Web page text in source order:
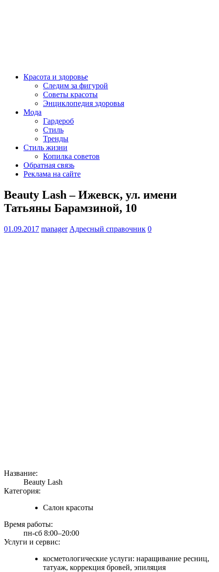
Красота и здоровье
Следим за фигурой
Советы красоты
Энциклопедия здоровья
Мода
Гардероб
Стиль
Тренды
Стиль жизни
Копилка советов
Обратная связь
Реклама на сайте
Beauty Lash – Ижевск, ул. имени
Татьяны Барамзиной, 10
01.09.2017 manager Адресный справочник 0
Название:
Beauty Lash
Категория:
Салон красоты
Время работы:
пн-сб 8:00–20:00
Услуги и сервис:
косметологические услуги: наращивание ресниц,
татуаж, коррекция бровей, эпиляция